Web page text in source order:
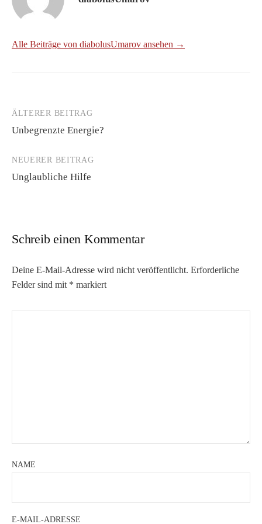
Alle Beiträge von diabolusUmarov ansehen →
Beitrags-
Navigation
ÄLTERER BEITRAG
Unbegrenzte Energie?
NEUERER BEITRAG
Unglaubliche Hilfe
Schreib einen Kommentar
Deine E-Mail-Adresse wird nicht veröffentlicht. Erforderliche
Felder sind mit * markiert
NAME
E-MAIL-ADRESSE